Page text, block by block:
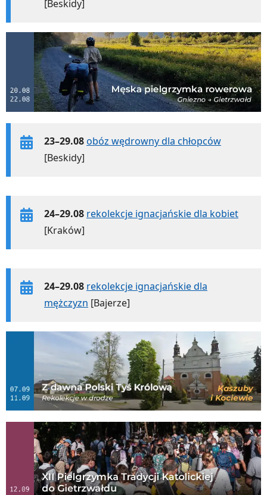
[Beskidy]
23–29.08obóz wędrowny dla chłopców
[Beskidy]
24–29.08 rekolekcje ignacjańskie dla kobiet
[Kraków]
24–29.08 rekolekcje ignacjańskie dla
mężczyzn [Bajerze]